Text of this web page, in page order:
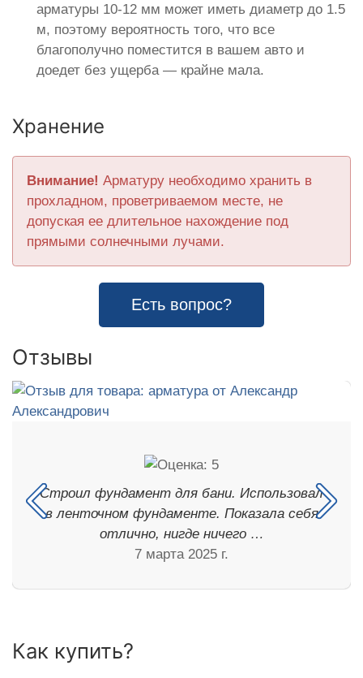
арматуры 10-12 мм может иметь диаметр до 1.5
м, поэтому вероятность того, что все
благополучно поместится в вашем авто и
доедет без ущерба — крайне мала.
Хранение
Внимание! Арматуру необходимо хранить в
прохладном, проветриваемом месте, не
допуская ее длительное нахождение под
прямыми солнечными лучами.
Есть вопрос?
Отзывы
Строил фундамент для бани. Использовал
в ленточном фундаменте. Показала себя
отлично, нигде ничего …
7 марта 2025 г.
Как купить?